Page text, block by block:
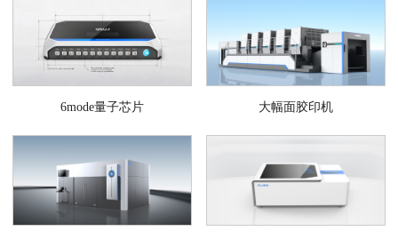
6mode量子芯片 大幅面胶印机